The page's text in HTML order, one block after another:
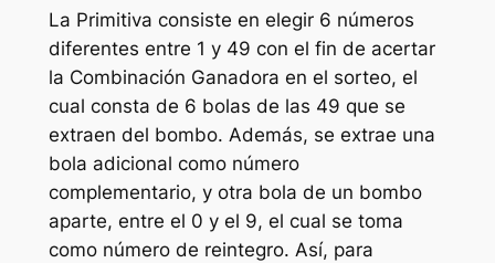
La Primitiva consiste en elegir 6 números
diferentes entre 1 y 49 con el fin de acertar
la Combinación Ganadora en el sorteo, el
cual consta de 6 bolas de las 49 que se
extraen del bombo. Además, se extrae una
bola adicional como número
complementario, y otra bola de un bombo
aparte, entre el 0 y el 9, el cual se toma
como número de reintegro. Así, para